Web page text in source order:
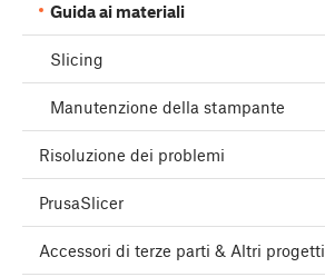
Guida ai materiali
Slicing
Manutenzione della stampante
Risoluzione dei problemi
PrusaSlicer
Accessori di terze parti & Altri progetti